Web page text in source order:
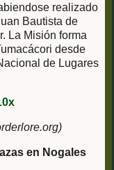
realizado
Bautista de
La Misión forma
desde
de Lugares
en Nogales